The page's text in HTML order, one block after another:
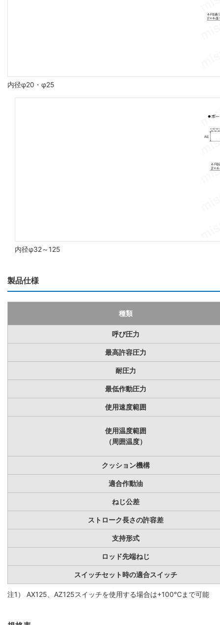
内径φ20・φ25
内径φ32～125
製品仕様
種類
呼び圧力
最高許容圧力
耐圧力
最低作動圧力
使用速度範囲
使用温度範囲
（周囲温度）
クッション機構
適合作動油
ねじ公差
ストローク長さの許容差
支持形式
ロッド先端ねじ
スイッチセット時の適合スイッチ
注1） AX125、AZ125スイッチを使用する場合は+100℃まで可能